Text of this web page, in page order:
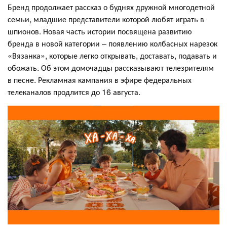
Бренд продолжает рассказ о буднях дружной многодетной
семьи, младшие представители которой любят играть в
шпионов. Новая часть истории посвящена развитию
бренда в новой категории – появлению колбасных нарезок
«Вязанка», которые легко открывать, доставать, подавать и
обожать. Об этом домочадцы рассказывают телезрителям
в песне. Рекламная кампания в эфире федеральных
телеканалов продлится до 16 августа.